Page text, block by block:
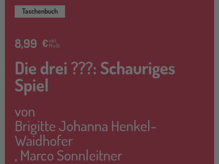
Taschenbuch
8,99 €inkl.
MwSt.
Die drei ???: Schauriges
Spiel
von
Brigitte Johanna Henkel-
Waidhofer
, Marco Sonnleitner